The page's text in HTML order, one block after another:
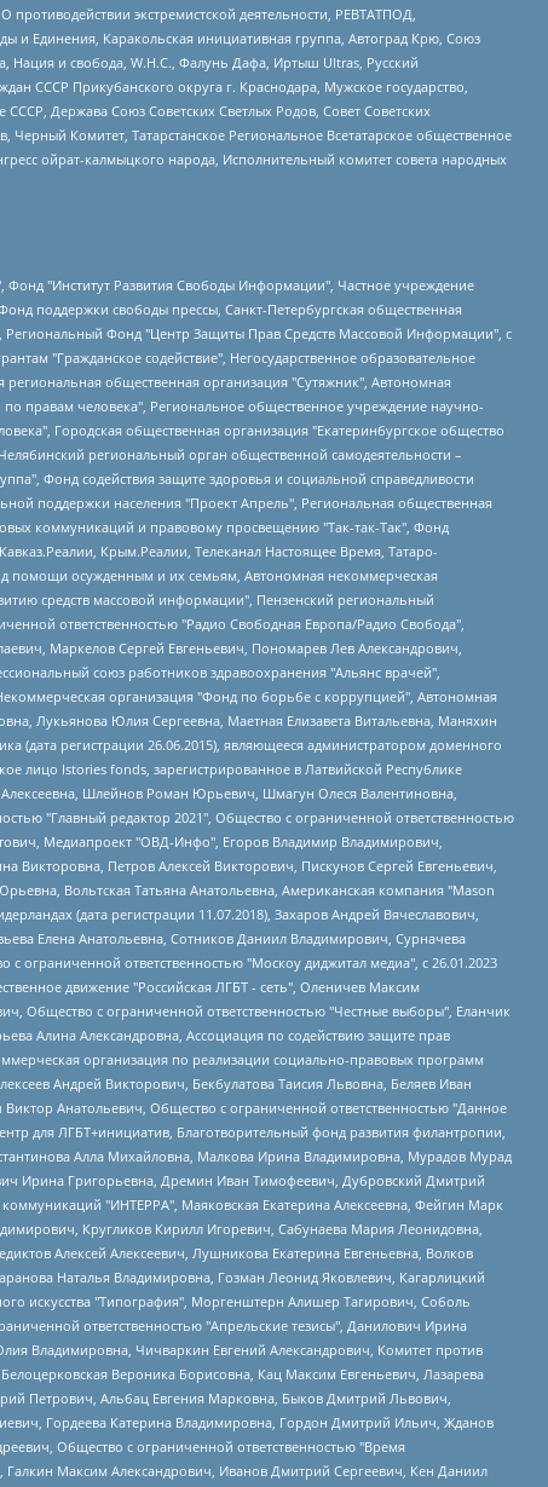
экстремистской деятельности, РЕВТАТПОД,
Единения, Каракольская инициативная группа, Автоград Крю, Союз
Нация и свобода, W.H.С., Фалунь Дафа, Иртыш Ultras, Русский
СССР Прикубанского округа г. Краснодара, Мужское государство,
Держава Союз Советских Светлых Родов, Совет Советских
Комитет, Татарстанское Региональное Всетатарское общественное
ойрат-калмыцкого народа, Исполнительный комитет совета народных
ЛГБТ-инициативная группа "Выход", Инициативная группа ЛГБТ+ "Реверс", Алексеев Андрей Викторович, Бекбулатова Таисия Львовна, Беляев Иван Михайлович, Владыкина Елена Сергеевна, Гельман Марат Александрович, Никульшина Вероника Юрьевна, Толоконникова Надежда Андреевна, Шендерович Виктор Анатольевич, Общество с ограниченной ответственностью "Данное сообщение", Общество с ограниченной ответственностью Издательский дом "Новая глава", Айнбиндер Александра Александровна, Московский комьюнити-центр для ЛГБТ+инициатив, Благотворительный фонд развития филантропии, Deutsche Welle (Германия, Kurt-Schumacher-Strasse 3, 53113 Bonn), Борзунова Мария Михайловна, Воробьев Виктор Викторович, Голубева Анна Львовна, Константинова Алла Михайловна, Малкова Ирина Владимировна, Мурадов Мурад Абдулгалимович, Осетинская Елизавета Николаевна, Понасенков Евгений Николаевич, Ганапольский Матвей Юрьевич, Киселев Евгений Алексеевич, Борухович Ирина Григорьевна, Дремин Иван Тимофеевич, Дубровский Дмитрий Викторович, Красноярская региональная общественная организация поддержки и развития альтернативных образовательных технологий и межкультурных коммуникаций "ИНТЕРРА", Маяковская Екатерина Алексеевна, Фейгин Марк Захарович, Филимонов Андрей Викторович, Дзугкоева Регина Николаевна, Доброхотов Роман Александрович, Дудь Юрий Александрович, Елкин Сергей Владимирович, Кругликов Кирилл Игоревич, Сабунаева Мария Леонидовна, Семенов Алексей Владимирович, Шаинян Карен Багратович, Шульман Екатерина Михайловна, Асафьев Артур Валерьевич, Вахштайн Виктор Семенович, Венедиктов Алексей Алексеевич, Лушникова Екатерина Евгеньевна, Волков Леонид Михайлович, Невзоров Александр Глебович, Пархоменко Сергей Борисович, Сироткин Ярослав Николаевич, Кара-Мурза Владимир Владимирович, Баранова Наталья Владимировна, Гозман Леонид Яковлевич, Кагарлицкий Борис Юльевич, Климарев Михаил Валерьевич, Милов Владимир Станиславович, Автономная некоммерческая организация Краснодарский центр современного искусства "Типография", Моргенштерн Алишер Тагирович, Соболь Любовь Эдуардовна, Общество с ограниченной ответственностью "ЛИЗА НОРМ", Каспаров Гарри Кимович, Ходорковский Михаил Борисович, Общество с ограниченной ответственностью "Апрельские тезисы", Данилович Ирина Брониславовна, Кашин Олег Владимирович, Петров Николай Владимирович, Пивоваров Алексей Владимирович, Соколов Михаил Владимирович, Цветкова Юлия Владимировна, Чичваркин Евгений Александрович, Комитет против пыток/Команда против пыток, Общество с ограниченной ответственностью "Первый научный", Общество с ограниченной ответственностью "Вертолет и ко", Белоцерковская Вероника Борисовна, Кац Максим Евгеньевич, Лазарева Татьяна Юрьевна, Шаведдинов Руслан Табризович, Яшин Илья Валерьевич, Общество с ограниченной ответственностью "Иноагент ААВ", Алешковский Дмитрий Петрович, Альбац Евгения Марковна, Быков Дмитрий Львович, Галямина Юлия Евгеньевна, Лойко Сергей Леонидович, Мартынов Кирилл Константинович, Медведев Сергей Александрович, Крашенинников Федор Геннадиевич, Гордеева Катерина Вл